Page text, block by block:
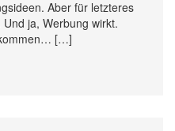
Aber für letzteres
ja, Werbung wirkt.
[…]